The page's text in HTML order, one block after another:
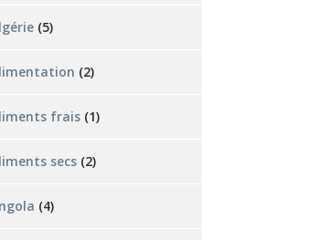
(5)
(2)
frais (1)
secs (2)
(4)